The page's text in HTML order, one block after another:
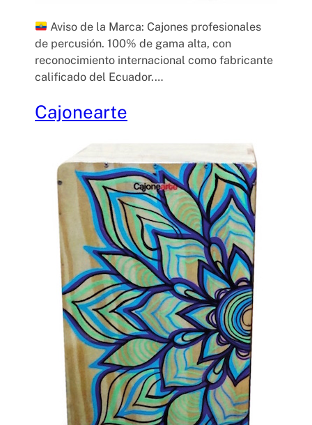
Aviso de la Marca: Cajones profesionales
de percusión. 100% de gama alta, con
reconocimiento internacional como fabricante
calificado del Ecuador.…
Cajonearte